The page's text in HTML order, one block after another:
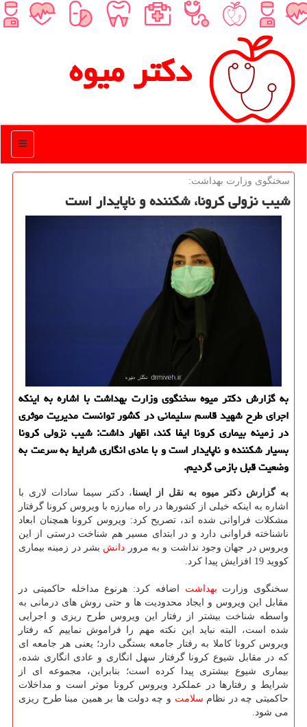
دكتر میوه
منو
سخنگوی وزارت بهداشت:
شیب نزولی كرونا، شكننده و ناپایدار است
به گزارش دکتر میوه سخنگوی وزارت بهداشت با اشاره به اینکه
اجرای طرح شهید قاسم سلیمانی در کشور توانست مدیریت موثری
در زمینه بیماری کرونا ایفا کند، اظهار داشت: شیب نزولی کرونا
بسیار شکننده و ناپایدار است و با عادی انگاری شرایط به سرعت به
وضعیت قبل بازمی گردیم.
به گزارش دکتر میوه به نقل از ایسنا، دکتر سیما سادات لاری با
اشاره به اینکه خیلی از کشورها در راه مبارزه با ویروس کرونا گرفتار
مشکلات فراوانی شده اند، تصریح کرد: ویروس کرونا همچنان ابعاد
ناشناخته فراوانی دارد و در ابتدای مسیر هم شناخت درستی از این
ویروس در جهان وجود نداشت و به مرور دانش بشر در زمینه بیماری
کووید 19 افزایش پیدا کرد.
سخنگوی وزارت بهداشت اضافه کرد: هرنوع مداخله حاکمیتی در
مقابل این ویروس و ایجاد محدودیت ها و حتی روش های درمانی به
واسطه شناخت بیشتر از رفتار این ویروس طرح ریزی و اجرایی
شده است، البته نباید این نکته مهم را فراموش نماییم که رفتار
ویروس کرونا کاملا به رفتار جامعه بستگی دارد؛ یعنی هر جامعه ای
که در مقابل شیوع کرونا گرفتار سهل انگاری و عادی انگاری شده،
بیماری شیوع بیشتری پیدا کرده است؛ بنابراین، مجموعه ای از
شرایط و رفتارها در عملکرد ویروس کرونا موثر است و مداخلات
حاکمیتی چه در نظام سلامت و چه دولت ها بر همین مبنا طرح ریزی
می شود.